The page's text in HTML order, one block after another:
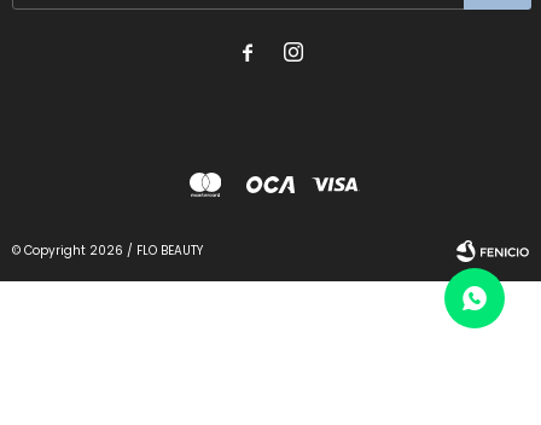
 
© Copyright 2026 / FLO BEAUTY